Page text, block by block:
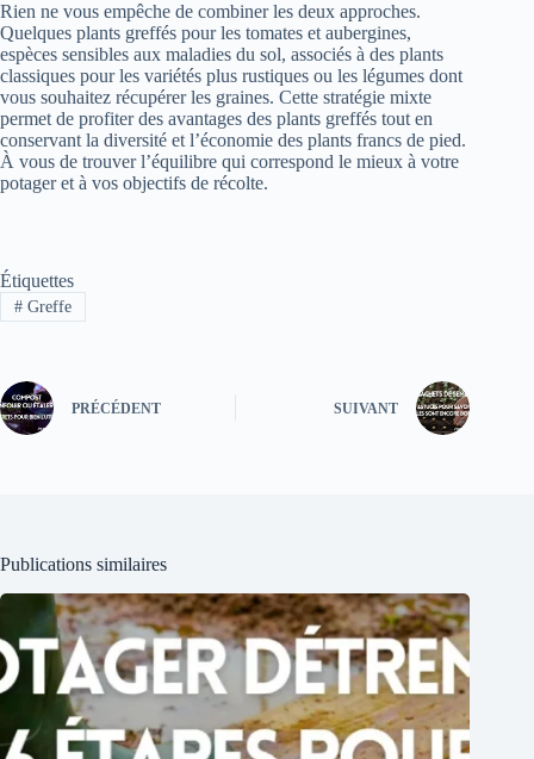
Rien ne vous empêche de combiner les deux approches.
Quelques plants greffés pour les tomates et aubergines,
espèces sensibles aux maladies du sol, associés à des plants
classiques pour les variétés plus rustiques ou les légumes dont
vous souhaitez récupérer les graines. Cette stratégie mixte
permet de profiter des avantages des plants greffés tout en
conservant la diversité et l’économie des plants francs de pied.
À vous de trouver l’équilibre qui correspond le mieux à votre
potager et à vos objectifs de récolte.
Étiquettes
#Greffe
PRÉCÉDENT SUIVANT
Publications similaires